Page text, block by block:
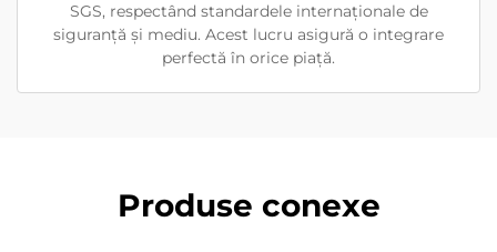
SGS, respectând standardele internaționale de
siguranță și mediu. Acest lucru asigură o integrare
perfectă în orice piață.
Produse conexe